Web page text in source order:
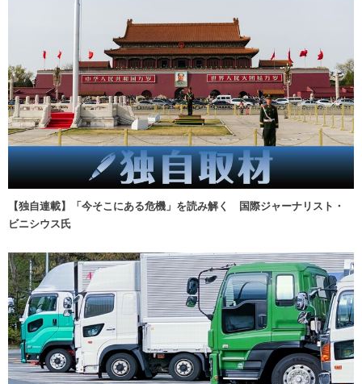
【独自連載】「今そこにある危機」を読み解く 国際ジャーナリスト・
ビニシウス氏